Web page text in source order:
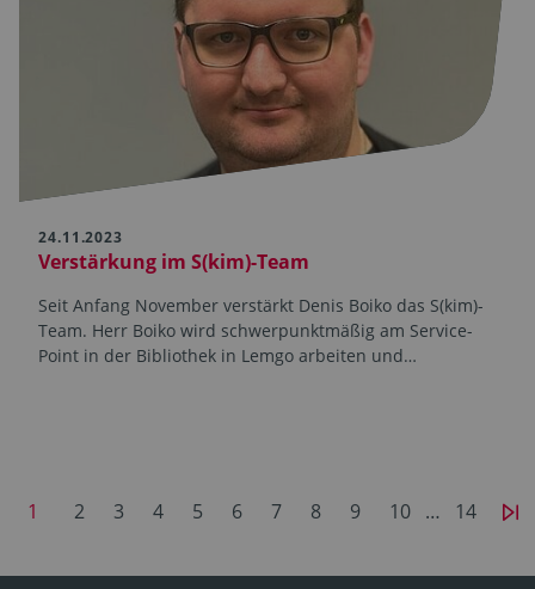
24.11.2023
Verstärkung im S(kim)-Team
Seit Anfang November verstärkt Denis Boiko das S(kim)-
Team. Herr Boiko wird schwerpunktmäßig am Service-
Point in der Bibliothek in Lemgo arbeiten und…
1 2 3 4 5 6 7 8 9 10 … 14